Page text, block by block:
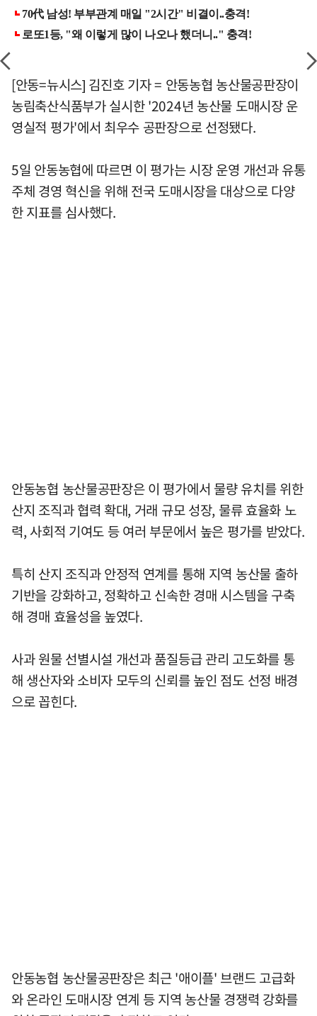
[안동=뉴시스] 김진호 기자 = 안동농협 농산물공판장이
농림축산식품부가 실시한 '2024년 농산물 도매시장 운
영실적 평가'에서 최우수 공판장으로 선정됐다.
5일 안동농협에 따르면 이 평가는 시장 운영 개선과 유통
주체 경영 혁신을 위해 전국 도매시장을 대상으로 다양
한 지표를 심사했다.
안동농협 농산물공판장은 이 평가에서 물량 유치를 위한
산지 조직과 협력 확대, 거래 규모 성장, 물류 효율화 노
력, 사회적 기여도 등 여러 부문에서 높은 평가를 받았다.
특히 산지 조직과 안정적 연계를 통해 지역 농산물 출하
기반을 강화하고, 정확하고 신속한 경매 시스템을 구축
해 경매 효율성을 높였다.
사과 원물 선별시설 개선과 품질등급 관리 고도화를 통
해 생산자와 소비자 모두의 신뢰를 높인 점도 선정 배경
으로 꼽힌다.
안동농협 농산물공판장은 최근 '애이플' 브랜드 고급화
와 온라인 도매시장 연계 등 지역 농산물 경쟁력 강화를